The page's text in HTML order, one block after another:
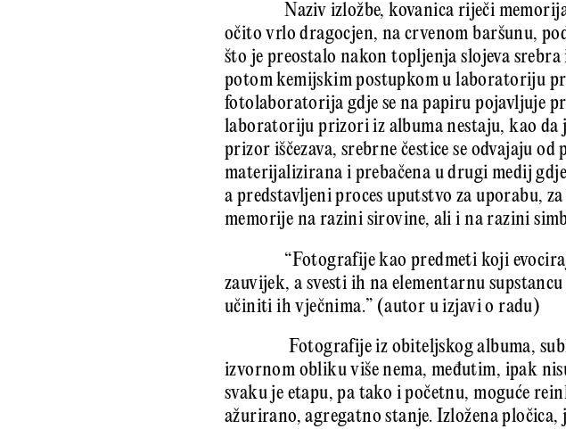
Naziv izložbe, kovanica riječi
očito vrlo dragocjen, na crvenom baršunu,
što je preostalo nakon topljenja slojeva
potom kemijskim postupkom u laboratoriju
fotolaboratorija gdje se na papiru pojavljuje
laboratoriju prizori iz albuma nestaju, kao da
prizor iščezava, srebrne čestice se odvajaju
materijalizirana i prebačena u drugi medij
a predstavljeni proces uputstvo za uporabu,
memorije na razini sirovine, ali i na razini
“Fotografije kao predmeti koji
zauvijek, a svesti ih na elementarnu
učiniti ih vječnima.” (autor u izjavi o radu)
Fotografije iz obiteljskog albuma,
izvornom obliku više nema, međutim, ipak
svaku je etapu, pa tako i početnu, moguće
ažurirano, agregatno stanje. Izložena